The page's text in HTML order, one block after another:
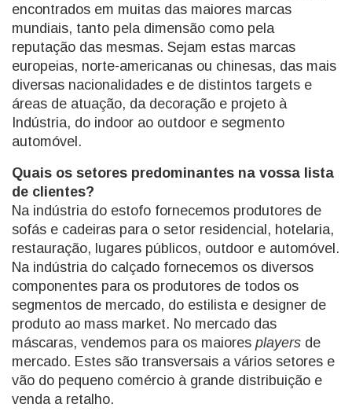
encontrados em muitas das maiores marcas
mundiais, tanto pela dimensão como pela
reputação das mesmas. Sejam estas marcas
europeias, norte-americanas ou chinesas, das mais
diversas nacionalidades e de distintos targets e
áreas de atuação, da decoração e projeto à
Indústria, do indoor ao outdoor e segmento
automóvel.
Quais os setores predominantes na vossa lista
de clientes?
Na indústria do estofo fornecemos produtores de
sofás e cadeiras para o setor residencial, hotelaria,
restauração, lugares públicos, outdoor e automóvel.
Na indústria do calçado fornecemos os diversos
componentes para os produtores de todos os
segmentos de mercado, do estilista e designer de
produto ao mass market. No mercado das
máscaras, vendemos para os maiores players de
mercado. Estes são transversais a vários setores e
vão do pequeno comércio à grande distribuição e
venda a retalho.